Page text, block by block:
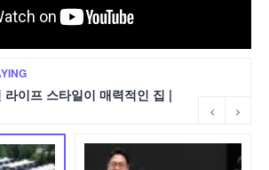
이프 스타일이 매력적인 집 |